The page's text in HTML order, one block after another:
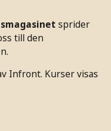
sprider
till den
Infront. Kurser visas